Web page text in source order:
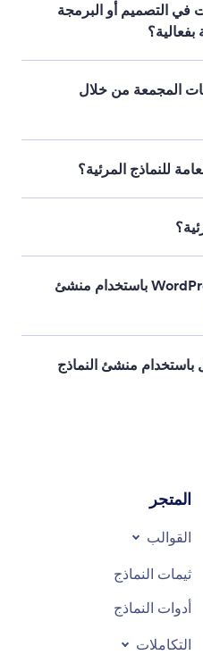
التصميم أو البرمجة
المجمعة من خلال
للنماذج المرئية؟
كيف يمكنك إنشاء نموذج لـ WordPress باستخدام منشئ
باستخدام منشئ النماذج
المتجر
القوالب
ثيمات النماذج
أدوات النماذج
التكاملات